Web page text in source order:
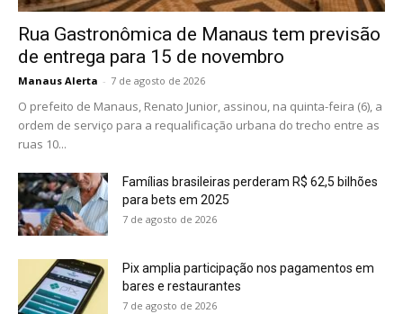
Rua Gastronômica de Manaus tem previsão
de entrega para 15 de novembro
Manaus Alerta - 7 de agosto de 2026
O prefeito de Manaus, Renato Junior, assinou, na quinta-feira (6), a
ordem de serviço para a requalificação urbana do trecho entre as
ruas 10...
Famílias brasileiras perderam R$ 62,5 bilhões
para bets em 2025
7 de agosto de 2026
Pix amplia participação nos pagamentos em
bares e restaurantes
7 de agosto de 2026